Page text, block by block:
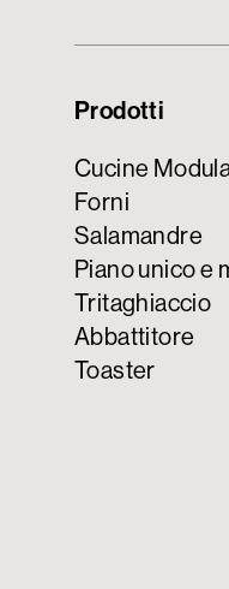
Prodotti
Cucine
Forni
Salamandre
Piano unico e
Tritaghiaccio
Abbattitore
Toaster